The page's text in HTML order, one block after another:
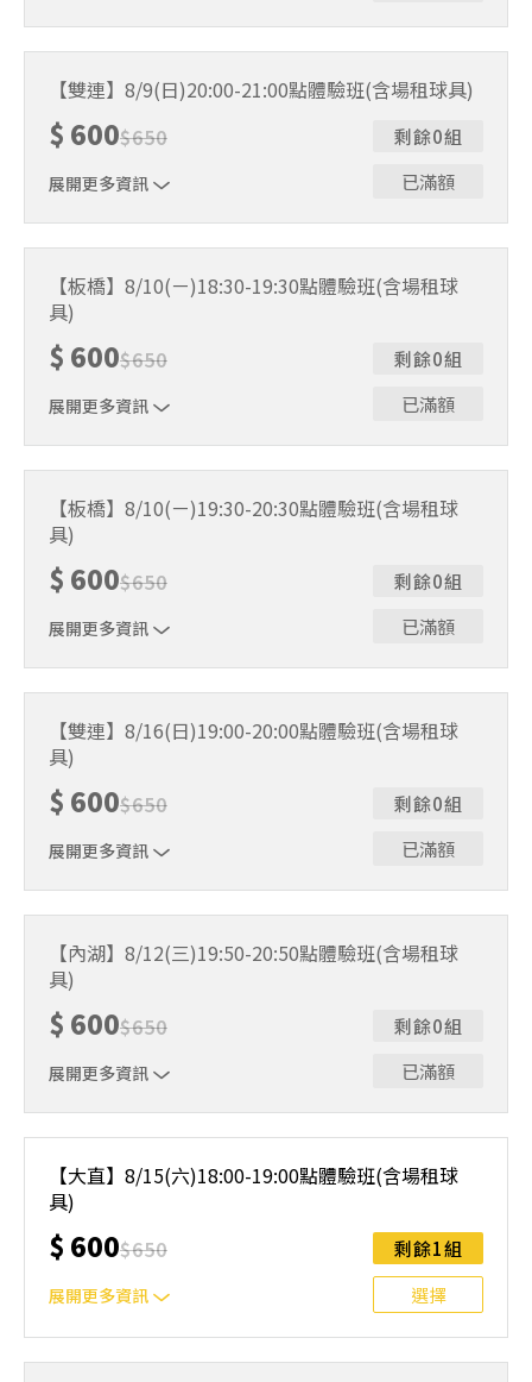
制。歡迎邀請親友一同報名參加，享受團體運動樂趣！ 如
人數未達開班門檻，或因天候不佳無法如期舉行，POA將視
情況安排延期或併班處理。 ⚠️ 報名完成後，如因天候因素
無法上課，僅提供課程延期選項，恕不退費，請參閱【報名
與課程異動規則】。報名後視為您已同意上述規則。
【雙連】8/9(日)20:00-21:00點體驗班(含場租球具)
$ 600$650
展開更多資訊
剩餘0組
已滿額
制。歡迎邀請親友一同報名參加，享受團體運動樂趣！ 如
人數未達開班門檻，或因天候不佳無法如期舉行，POA將視
情況安排延期或併班處理。 ⚠️ 報名完成後，如因天候因素
無法上課，僅提供課程延期選項，恕不退費，請參閱【報名
與課程異動規則】。報名後視為您已同意上述規則。
【板橋】8/10(ㄧ)18:30-19:30點體驗班(含場租球
具)
$ 600$650
展開更多資訊
剩餘0組
已滿額
制。歡迎邀請親友一同報名參加，享受團體運動樂趣！ 如
人數未達開班門檻，或因天候不佳無法如期舉行，POA將視
情況安排延期或併班處理。 ⚠️ 報名完成後，如因天候因素
無法上課，僅提供課程延期選項，恕不退費，請參閱【報名
與課程異動規則】。報名後視為您已同意上述規則。
【板橋】8/10(ㄧ)19:30-20:30點體驗班(含場租球
具)
$ 600$650
展開更多資訊
剩餘0組
已滿額
制。歡迎邀請親友一同報名參加，享受團體運動樂趣！ 如
人數未達開班門檻，或因天候不佳無法如期舉行，POA將視
情況安排延期或併班處理。 ⚠️ 報名完成後，如因天候因素
無法上課，僅提供課程延期選項，恕不退費，請參閱【報名
與課程異動規則】。報名後視為您已同意上述規則。
【雙連】8/16(日)19:00-20:00點體驗班(含場租球
具)
$ 600$650
展開更多資訊
剩餘0組
已滿額
制。歡迎邀請親友一同報名參加，享受團體運動樂趣！ 如
人數未達開班門檻，或因天候不佳無法如期舉行，POA將視
情況安排延期或併班處理。 ⚠️ 報名完成後，如因天候因素
無法上課，僅提供課程延期選項，恕不退費，請參閱【報名
與課程異動規則】。報名後視為您已同意上述規則。
【內湖】8/12(三)19:50-20:50點體驗班(含場租球
具)
$ 600$650
展開更多資訊
剩餘0組
已滿額
制。歡迎邀請親友一同報名參加，享受團體運動樂趣！ 如
人數未達開班門檻，或因天候不佳無法如期舉行，POA將視
情況安排延期或併班處理。 ⚠️ 報名完成後，如因天候因素
無法上課，僅提供課程延期選項，恕不退費，請參閱【報名
與課程異動規則】。報名後視為您已同意上述規則。
【大直】8/15(六)18:00-19:00點體驗班(含場租球
具)
$ 600$650
展開更多資訊
剩餘1組
選擇